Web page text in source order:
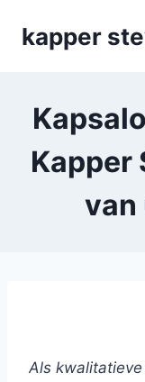
kapper
Kapper
van
Als